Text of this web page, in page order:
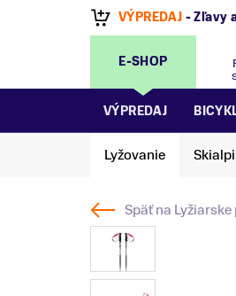
VÝPREDAJ - Zľavy
E-SHOP
VÝPREDAJ
Lyžovanie
Späť na